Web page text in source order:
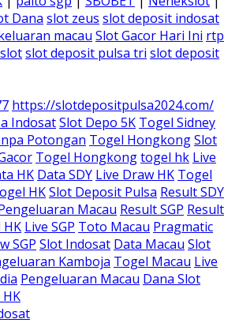
Dana slot zeus slot deposit indosat
macau Slot Gacor Hari Ini rtp
slot deposit pulsa tri slot deposit
https://slotdepositpulsa2024.com/
IndosatSlot Depo 5K Togel Sidney
Potongan Togel HongkongSlot
Togel Hongkongtogel hk Live
HK Data SDY Live Draw HK Togel
HKSlot Deposit Pulsa Result SDY
Macau Result SGP Result
HK Live SGP Toto Macau Pragmatic
SGP Slot Indosat Data Macau Slot
Kamboja Togel Macau Live
Pengeluaran Macau Dana Slot